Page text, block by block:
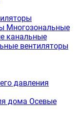
Многозональные
канальные
вентиляторы
давления
дома Осевые